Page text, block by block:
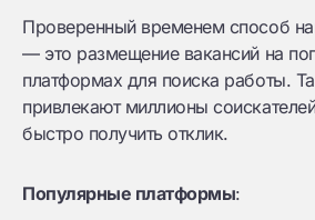
Проверенный временем способ
— это размещение вакансий на
платформах для поиска работы.
привлекают миллионы
быстро получить отклик.
Популярные платформы: